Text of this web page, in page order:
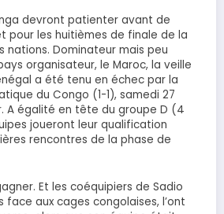
devront patienter avant de
pour les huitièmes de finale de la
nations. Dominateur mais peu
organisateur, le Maroc, la veille
a été tenu en échec par la
du Congo (1-1), samedi 27
A égalité en tête du groupe D (4
joueront leur qualification
rencontres de la phase de
Et les coéquipiers de Sadio
aux cages congolaises, l’ont